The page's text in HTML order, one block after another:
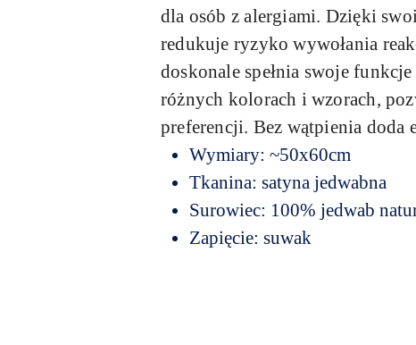
dla osób z alergiami. Dzięki
redukuje ryzyko wywołania
doskonale spełnia swoje
różnych kolorach i wzorach,
preferencji. Bez wątpienia doda
Wymiary: ~50x60cm
Tkanina: satyna jedwabna
Surowiec: 100% jedwab
Zapięcie: suwak